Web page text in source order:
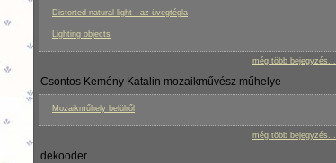
Distorted natural light - az üvegtégla
Lighting objects
még több bejegyzés...
Csontos Kemény Katalin mozaikművész műhelye
Mozaikműhely belülről
még több bejegyzés...
dekooder